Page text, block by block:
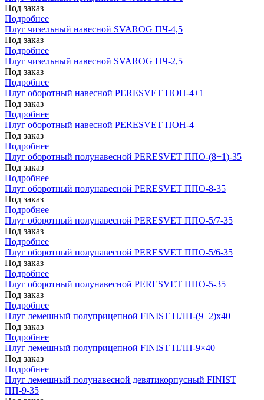
Под заказ
Подробнее
Плуг чизельный навесной SVAROG ПЧ-4,5
Под заказ
Подробнее
Плуг чизельный навесной SVAROG ПЧ-2,5
Под заказ
Подробнее
Плуг оборотный навесной PERESVET ПОН-4+1
Под заказ
Подробнее
Плуг оборотный навесной PERESVET ПОН-4
Под заказ
Подробнее
Плуг оборотный полунавесной PERESVET ППО-(8+1)-35
Под заказ
Подробнее
Плуг оборотный полунавесной PERESVET ППО-8-35
Под заказ
Подробнее
Плуг оборотный полунавесной PERESVET ППО-5/7-35
Под заказ
Подробнее
Плуг оборотный полунавесной PERESVET ППО-5/6-35
Под заказ
Подробнее
Плуг оборотный полунавесной PERESVET ППО-5-35
Под заказ
Подробнее
Плуг лемешный полуприцепной FINIST ПЛП-(9+2)x40
Под заказ
Подробнее
Плуг лемешный полуприцепной FINIST ПЛП-9×40
Под заказ
Подробнее
Плуг лемешный полунавесной девятикорпусный FINIST
ПП-9-35